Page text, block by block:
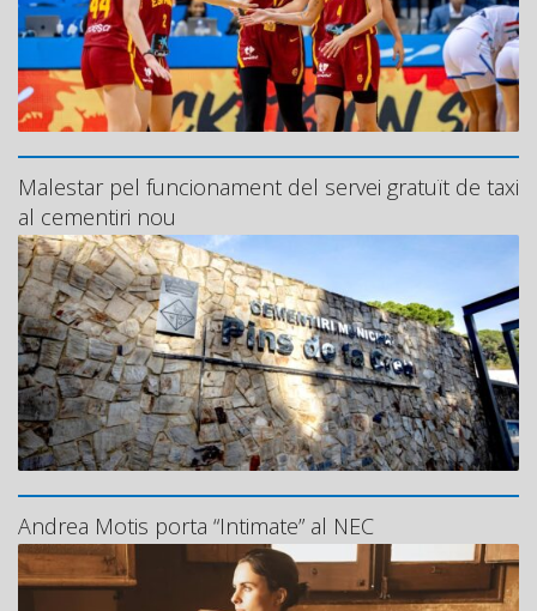
Malestar pel funcionament del servei gratuït de taxi
al cementiri nou
Andrea Motis porta “Intimate” al NEC